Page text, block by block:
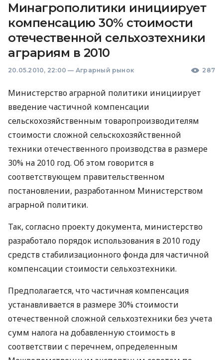
Минагрополитики инициирует
компенсацию 30% стоимости
отечественной сельхозтехники
аграриям в 2010
20.05.2010, 22:00 — Аграрный рынок 287
Министерство аграрной политики инициирует
введение частичной компенсации
сельскохозяйственным товаропроизводителям
стоимости сложной сельскохозяйственной
техники отечественного производства в размере
30% на 2010 год. Об этом говорится в
соответствующем правительственном
постановлении, разработанном Министерством
аграрной политики.
Так, согласно проекту документа, министерство
разработало порядок использования в 2010 году
средств стабилизационного фонда для частичной
компенсации стоимости сельхозтехники.
Предполагается, что частичная компенсация
устанавливается в размере 30% стоимости
отечественной сложной сельхозтехники без учета
сумм налога на добавленную стоимость в
соответствии с перечнем, определенным